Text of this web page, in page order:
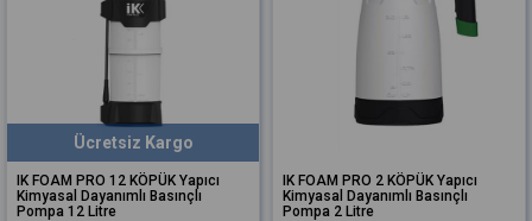
IK FOAM PRO 12 KÖPÜK Yapıcı
Kimyasal Dayanımlı Basınçlı
Pompa 12 Litre
Ücretsiz Kargo
IK FOAM PRO 2 KÖPÜK Yapıcı
Kimyasal Dayanımlı Basınçlı
Pompa 2 Litre